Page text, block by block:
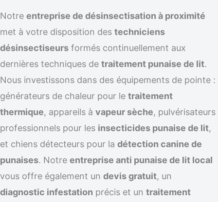
Notre entreprise de désinsectisation à proximité
met à votre disposition des techniciens
désinsectiseurs formés continuellement aux
dernières techniques de traitement punaise de lit.
Nous investissons dans des équipements de pointe :
générateurs de chaleur pour le traitement
thermique, appareils à vapeur sèche, pulvérisateurs
professionnels pour les insecticides punaise de lit,
et chiens détecteurs pour la détection canine de
punaises. Notre entreprise anti punaise de lit local
vous offre également un devis gratuit, un
diagnostic infestation précis et un traitement